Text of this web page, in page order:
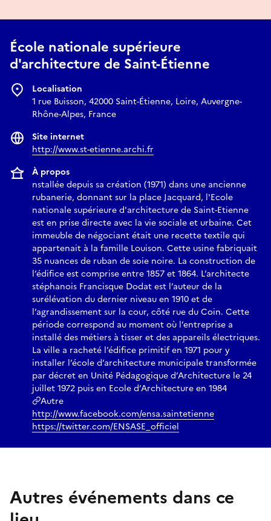
thermique des ateliers d'architecture et une rénovation
l’air et l’installation d’une pompe à chaleur).
Les étudiant·es de l’école d’architecture accueilleront et
d’apprentissage et de fabrication de l’architecture.
École nationale supérieure
d'architecture de Saint-Étienne
Localisation
1 rue Buisson, 42000 Saint-Étienne, Loire, Auvergne-
Rhône-Alpes, France
Site internet
http://www.st-etienne.archi.fr
À propos
nstallée depuis sa création (1971) dans une ancienne
rubanerie, donnant sur la place Jacquard, l'Ecole
nationale supérieure d'architecture de Saint-Etienne
est en prise directe avec la vie sociale et urbaine. Cet
immeuble de négociant était une recette textile qui
appartenait à la famille Louison. Cette usine fabriquait
35 nuances de ruban de soie noire. La construction de
l’édifice est comprise entre 1857 et 1864. L’architecte
stéphanois Francisque Dodat est l’auteur de la
surélévation du dernier niveau en 1910 et de
l’agrandissement sur la cour, côté rue du Coin. Cette
période correspond au moment où l’entreprise a
installé des métiers à tisser et des appareils électriques.
La ville a racheté l’édifice primitif en 1971 pour y
installer l’école d’architecture municipale transformée
par décret en Unité Pédagogique d’Architecture le 24
juillet 1972 puis en Ecole d’Architecture en 1984
Autre
http://www.facebook.com/ensa.saintetienne
https://twitter.com/ENSASE_officiel
Autres événements dans ce